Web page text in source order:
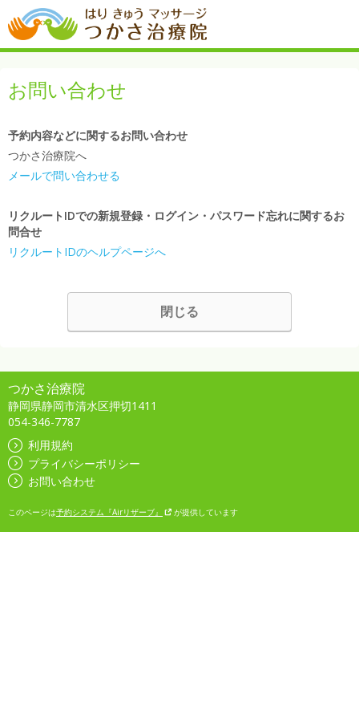
お問い合わせ
予約内容などに関するお問い合わせ
つかさ治療院へ
メールで問い合わせる
リクルートIDでの新規登録・ログイン・パスワード忘れに関するお
問合せ
リクルートIDのヘルプページへ
閉じる
つかさ治療院
静岡県静岡市清水区押切1411
054-346-7787
利用規約
プライバシーポリシー
お問い合わせ
このページは予約システム『Airリザーブ』 が提供しています